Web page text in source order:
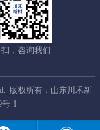
，咨询我们
版权所有：山东川禾新
号-1